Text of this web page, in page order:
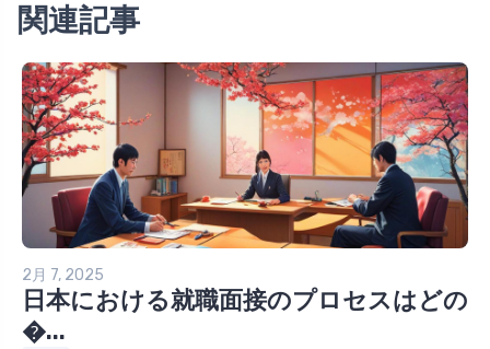
関連記事
2月 7, 2025
日本における就職面接のプロセスはどの
�...